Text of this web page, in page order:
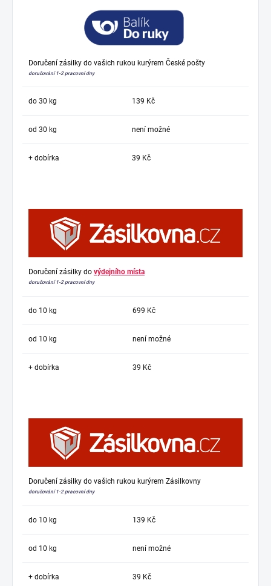
Doručení zásilky do vašich rukou kurýrem České pošty
doručování 1-2 pracovní dny
do 30 kg 139 Kč
od 30 kg není možné
+ dobírka 39 Kč
Doručení zásilky do výdejního místa
doručování 1-2 pracovní dny
do 10 kg 699 Kč
od 10 kg není možné
+ dobírka 39 Kč
Doručení zásilky do vašich rukou kurýrem Zásilkovny
doručování 1-2 pracovní dny
do 10 kg 139 Kč
od 10 kg není možné
+ dobírka 39 Kč